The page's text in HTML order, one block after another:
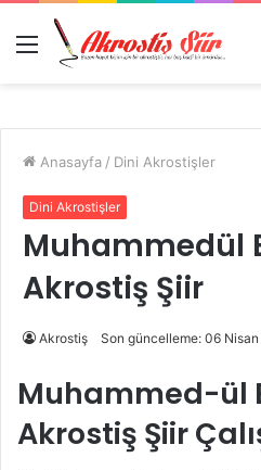
Menü
Anasayfa / Dini Akrostişler
Dini Akrostişler
Muhammedül
Akrostiş Şiir
Akrostiş Son güncelleme: 06
Muhammed-ül
Akrostiş Şiir